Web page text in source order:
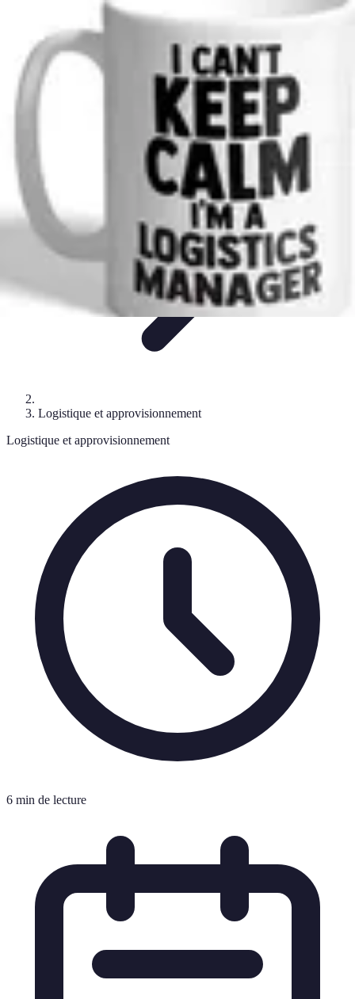
Ecommerçants France
Fidélisation et expérience client
marketingPlateformes e-commerceStratégies e-commerce
Ecommerçants France
Logistique et approvisionnement
Logistique et approvisionnement
6 min de lecture